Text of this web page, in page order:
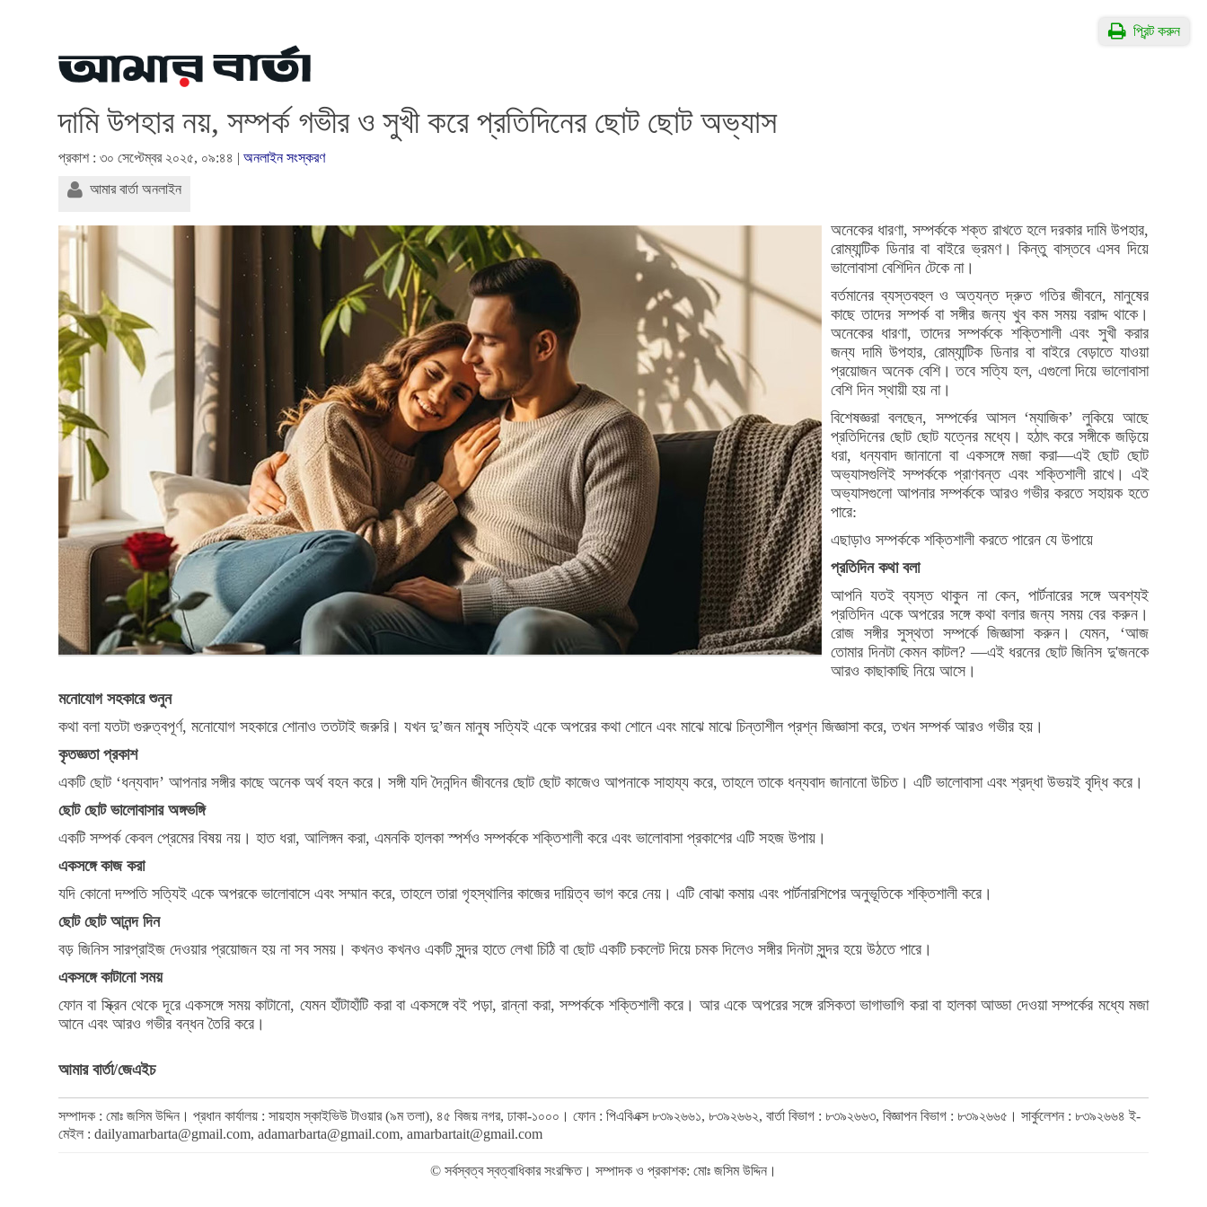
দামি উপহার নয়, সম্পর্ক গভীর ও সুখী করে প্রতিদিনের ছোট ছোট অভ্যাস
প্রকাশ : ৩০ সেপ্টেম্বর ২০২৫, ০৯:৪৪ | অনলাইন সংস্করণ
আমার বার্তা অনলাইন
অনেকের ধারণা, সম্পর্ককে শক্ত রাখতে হলে দরকার দামি উপহার,
রোম্যান্টিক ডিনার বা বাইরে ভ্রমণ। কিন্তু বাস্তবে এসব দিয়ে
ভালোবাসা বেশিদিন টেকে না।
বর্তমানের ব্যস্তবহুল ও অত্যন্ত দ্রুত গতির জীবনে, মানুষের
কাছে তাদের সম্পর্ক বা সঙ্গীর জন্য খুব কম সময় বরাদ্দ থাকে।
অনেকের ধারণা, তাদের সম্পর্ককে শক্তিশালী এবং সুখী করার
জন্য দামি উপহার, রোম্যান্টিক ডিনার বা বাইরে বেড়াতে যাওয়া
প্রয়োজন অনেক বেশি। তবে সত্যি হল, এগুলো দিয়ে ভালোবাসা
বেশি দিন স্থায়ী হয় না।
বিশেষজ্ঞরা বলছেন, সম্পর্কের আসল ‘ম্যাজিক’ লুকিয়ে আছে
প্রতিদিনের ছোট ছোট যত্নের মধ্যে। হঠাৎ করে সঙ্গীকে জড়িয়ে
ধরা, ধন্যবাদ জানানো বা একসঙ্গে মজা করা—এই ছোট ছোট
অভ্যাসগুলিই সম্পর্ককে প্রাণবন্ত এবং শক্তিশালী রাখে। এই
অভ্যাসগুলো আপনার সম্পর্ককে আরও গভীর করতে সহায়ক হতে
পারে:
এছাড়াও সম্পর্ককে শক্তিশালী করতে পারেন যে উপায়ে
প্রতিদিন কথা বলা
আপনি যতই ব্যস্ত থাকুন না কেন, পার্টনারের সঙ্গে অবশ্যই
প্রতিদিন একে অপরের সঙ্গে কথা বলার জন্য সময় বের করুন।
রোজ সঙ্গীর সুস্থতা সম্পর্কে জিজ্ঞাসা করুন। যেমন, ‘আজ
তোমার দিনটা কেমন কাটল? —এই ধরনের ছোট জিনিস দু'জনকে
আরও কাছাকাছি নিয়ে আসে।
মনোযোগ সহকারে শুনুন
কথা বলা যতটা গুরুত্বপূর্ণ, মনোযোগ সহকারে শোনাও ততটাই জরুরি। যখন দু’জন মানুষ সত্যিই একে অপরের কথা শোনে এবং মাঝে মাঝে চিন্তাশীল প্রশ্ন জিজ্ঞাসা করে, তখন সম্পর্ক আরও গভীর হয়।
কৃতজ্ঞতা প্রকাশ
একটি ছোট ‘ধন্যবাদ’ আপনার সঙ্গীর কাছে অনেক অর্থ বহন করে। সঙ্গী যদি দৈনন্দিন জীবনের ছোট ছোট কাজেও আপনাকে সাহায্য করে, তাহলে তাকে ধন্যবাদ জানানো উচিত। এটি ভালোবাসা এবং শ্রদ্ধা উভয়ই বৃদ্ধি করে।
ছোট ছোট ভালোবাসার অঙ্গভঙ্গি
একটি সম্পর্ক কেবল প্রেমের বিষয় নয়। হাত ধরা, আলিঙ্গন করা, এমনকি হালকা স্পর্শও সম্পর্ককে শক্তিশালী করে এবং ভালোবাসা প্রকাশের এটি সহজ উপায়।
একসঙ্গে কাজ করা
যদি কোনো দম্পতি সত্যিই একে অপরকে ভালোবাসে এবং সম্মান করে, তাহলে তারা গৃহস্থালির কাজের দায়িত্ব ভাগ করে নেয়। এটি বোঝা কমায় এবং পার্টনারশিপের অনুভূতিকে শক্তিশালী করে।
ছোট ছোট আনন্দ দিন
বড় জিনিস সারপ্রাইজ দেওয়ার প্রয়োজন হয় না সব সময়। কখনও কখনও একটি সুন্দর হাতে লেখা চিঠি বা ছোট একটি চকলেট দিয়ে চমক দিলেও সঙ্গীর দিনটা সুন্দর হয়ে উঠতে পারে।
একসঙ্গে কাটানো সময়
ফোন বা স্ক্রিন থেকে দূরে একসঙ্গে সময় কাটানো, যেমন হাঁটাহাঁটি করা বা একসঙ্গে বই পড়া, রান্না করা, সম্পর্ককে শক্তিশালী করে। আর একে অপরের সঙ্গে রসিকতা ভাগাভাগি করা বা হালকা আড্ডা দেওয়া সম্পর্কের মধ্যে মজা
আনে এবং আরও গভীর বন্ধন তৈরি করে।
আমার বার্তা/জেএইচ
সম্পাদক : মোঃ জসিম উদ্দিন। প্রধান কার্যালয় : সায়হাম স্কাইভিউ টাওয়ার (৯ম তলা), ৪৫ বিজয় নগর, ঢাকা-১০০০। ফোন : পিএবিএক্স ৮৩৯২৬৬১, ৮৩৯২৬৬২, বার্তা বিভাগ : ৮৩৯২৬৬৩, বিজ্ঞাপন বিভাগ : ৮৩৯২৬৬৫। সার্কুলেশন : ৮৩৯২৬৬৪ ই-
মেইল : dailyamarbarta@gmail.com, adamarbarta@gmail.com, amarbartait@gmail.com
© সর্বস্বত্ব স্বত্বাধিকার সংরক্ষিত। সম্পাদক ও প্রকাশক: মোঃ জসিম উদ্দিন।
প্রিন্ট করুন